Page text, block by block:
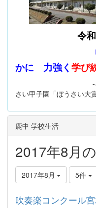
令
「自
かに 力強く 学び
～鹿折中学校
さい甲子園「ぼうさい大
鹿中 学校生活
2017年8月
2017年8月 5件
吹奏楽コンクール